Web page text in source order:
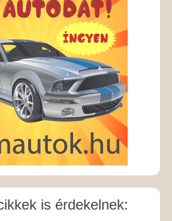
is érdekelnek: